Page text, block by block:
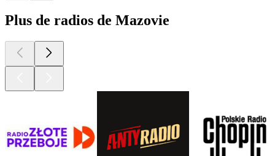
Plus de radios de Mazovie